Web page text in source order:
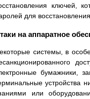
ключей,
для
на аппаратное
системы, в
бумажники,
устройства
или